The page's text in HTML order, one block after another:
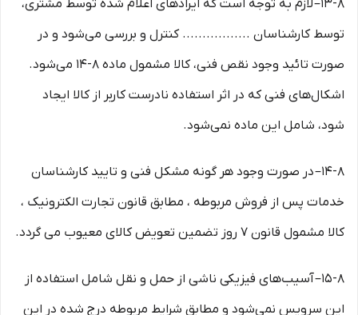
۱۳-۸– لازم به توجه است که ایرادهای اعلام شده توسط مشتری،
توسط کارشناسان ................. کنترل و بررسی می‏‌شود و در
صورت تائید وجود نقص فنی، کالا مشمول ماده ۸-۱۴ می‏‌شود.
اشکال‏‌های فنی که در اثر استفاده نادرست کاربر از کالا ایجاد
شود، شامل این ماده نمی‌‏شود.
۱۴-۸– در صورت وجود هر گونه مشکل فنی و تایید کارشناسان
خدمات پس از فروش مربوطه ، مطابق قانون تجارت الکترونیک ،
کالا مشمول قانون ۷ روز تضمین تعویض کالای معیوب می گردد.
۱۵-۸– آسیب‏‌های فیزیکی ناشی از حمل و نقل شامل استفاده از
این سرویس نمی‏‌شود و مطابق شرایط مربوطه درج شده در این